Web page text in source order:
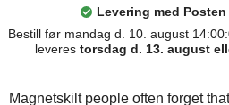
Levering med Posten
Bestill før mandag d. 10. august
leveres torsdag d. 13. august
Magnetskilt people often forget